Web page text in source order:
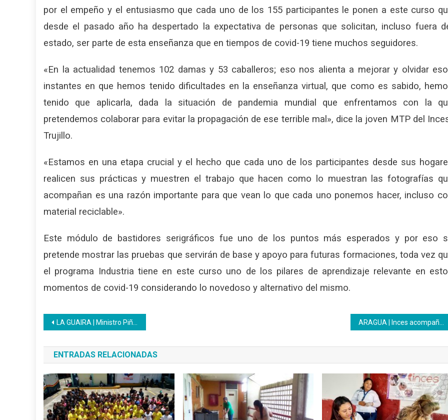
por el empeño y el entusiasmo que cada uno de los 155 participantes le ponen a este curso
desde el pasado año ha despertado la expectativa de personas que solicitan, incluso fuera
estado, ser parte de esta enseñanza que en tiempos de covid-19 tiene muchos seguidores.
«En la actualidad tenemos 102 damas y 53 caballeros; eso nos alienta a mejorar y olvidar
instantes en que hemos tenido dificultades en la enseñanza virtual, que como es sabido,
tenido que aplicarla, dada la situación de pandemia mundial que enfrentamos con la
pretendemos colaborar para evitar la propagación de ese terrible mal», dice la joven MTP del
Trujillo.
«Estamos en una etapa crucial y el hecho que cada uno de los participantes desde sus
realicen sus prácticas y muestren el trabajo que hacen como lo muestran las fotografías
acompañan es una razón importante para que vean lo que cada uno ponemos hacer, incluso
material reciclable».
Este módulo de bastidores serigráficos fue uno de los puntos más esperados y por eso
pretende mostrar las pruebas que servirán de base y apoyo para futuras formaciones, toda vez
el programa Industria tiene en este curso uno de los pilares de aprendizaje relevante en
momentos de covid-19 considerando lo novedoso y alternativo del mismo.
Navegación
de
entradas
LA GUAIRA | Ministro Piñate entrega certificación a más de 300 varguenses ARAGUA | Inces acompañó entrega de certificados del Diplomado en Investigación Comunicación y Activación de la Cultura Comunal
ENTRADAS RELACIONADAS